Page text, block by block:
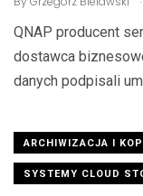
QNAP producent
dostawca
danych podpisali
ARCHIWIZACJA I
SYSTEMY CLOUD